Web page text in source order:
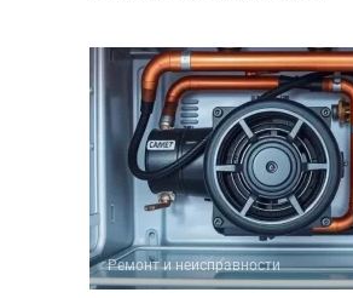
Ремонт и неисправности